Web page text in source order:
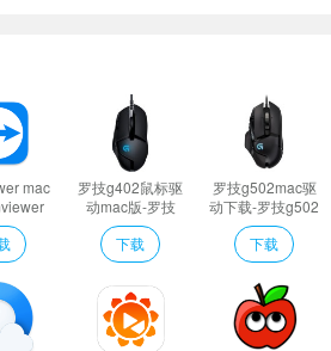
Win8.1-32/Win8.1-64（2014年11月10日发
的无线芯片。如果在设备管理器 - 网络适配
、wireless、wlan等字样，说明你使用就是Re
有黄色的感叹号，那你就需要安装正确的无线网
mac
下载
罗技g402鼠标驱
动mac版-罗技
g402驱动mac版
下载 v8.96.40
下载
罗技g502mac驱
动下载-罗技g502
驱动mac版下载
v8.96.40
下载